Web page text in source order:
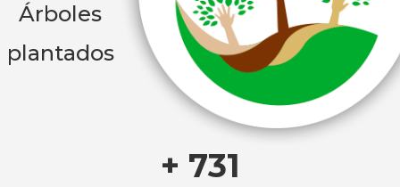
Árboles
plantados
+ 731